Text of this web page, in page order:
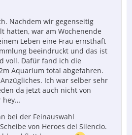
Nachdem wir gegenseitig
hatten, war am Wochenende
Leben eine Frau ernsthaft
beeindruckt und das ist
voll. Dafür fand ich die
Aquarium total abgefahren.
Ich war selber sehr
da jetzt auch nicht von
hey…
bei der Feinauswahl
von Heroes del Silencio.